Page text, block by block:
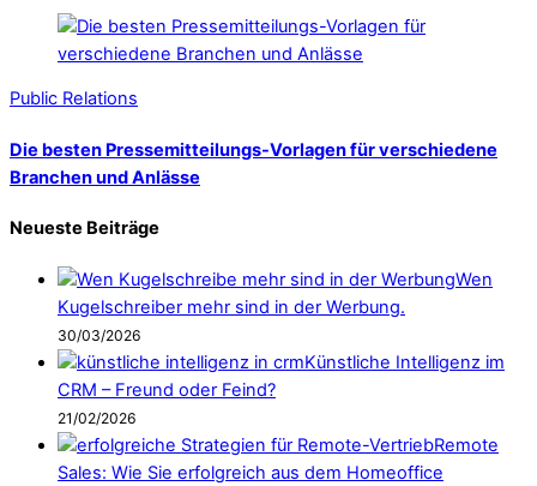
Public Relations
Die besten Pressemitteilungs-Vorlagen für verschiedene
Branchen und Anlässe
Neueste Beiträge
Wen
Kugelschreiber mehr sind in der Werbung.
30/03/2026
Künstliche Intelligenz im
CRM – Freund oder Feind?
21/02/2026
Remote
Sales: Wie Sie erfolgreich aus dem Homeoffice